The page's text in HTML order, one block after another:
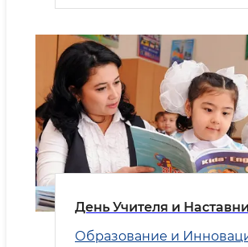
День Учителя и
Образование и